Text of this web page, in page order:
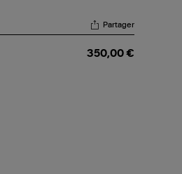
Partager
350,00 €